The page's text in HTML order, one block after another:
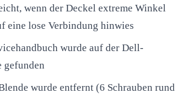
wenn der Deckel extreme Winkel
eine lose Verbindung hinwies
wurde auf der Dell-
gefunden
wurde entfernt (6 Schrauben rund